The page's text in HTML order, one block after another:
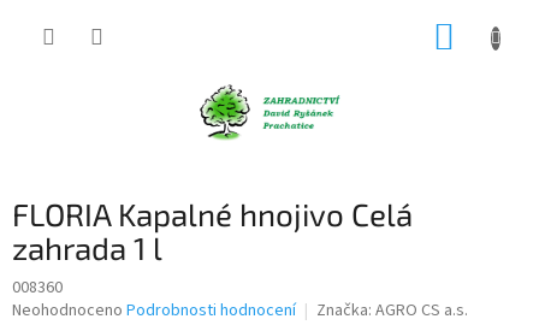
FLORIA Kapalné hnojivo Celá
zahrada 1 l
008360
Průměrné
Neohodnoceno Podrobnosti hodnocení Značka: AGRO CS a.s.